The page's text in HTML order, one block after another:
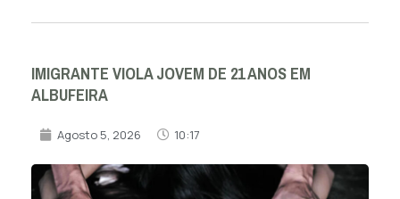
IMIGRANTE VIOLA JOVEM DE 21 ANOS EM
ALBUFEIRA
Agosto 5, 2026 10:17